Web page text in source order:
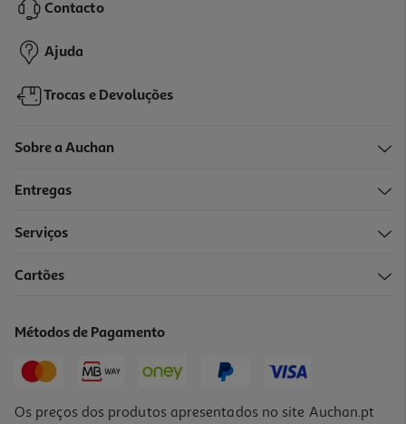
Contacto
Ajuda
Trocas e Devoluções
Sobre a Auchan
Entregas
Serviços
Cartões
Métodos de Pagamento
Os preços dos produtos apresentados no site Auchan.pt